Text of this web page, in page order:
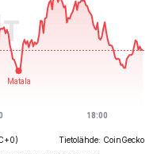
Tietolähde: CoinGecko